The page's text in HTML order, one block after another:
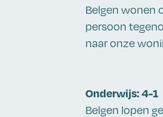
Belgen wonen
persoon
naar onze
Onderwijs: 4-1
Belgen lopen